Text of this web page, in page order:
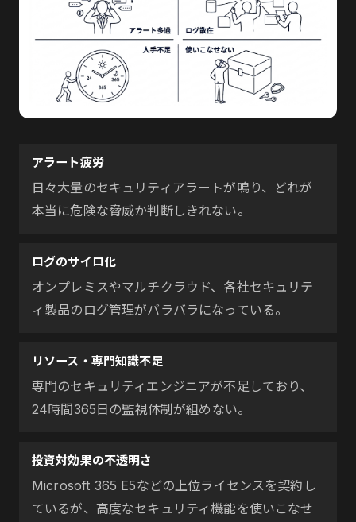
アラート疲労
日々大量のセキュリティアラートが鳴り、どれが
本当に危険な脅威か判断しきれない。
ログのサイロ化
オンプレミスやマルチクラウド、各社セキュリテ
ィ製品のログ管理がバラバラになっている。
リソース・専門知識不足
専門のセキュリティエンジニアが不足しており、
24時間365日の監視体制が組めない。
投資対効果の不透明さ
Microsoft 365 E5などの上位ライセンスを契約し
ているが、高度なセキュリティ機能を使いこなせ